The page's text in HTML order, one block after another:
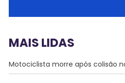
MAIS LIDAS
Motociclista morre após colisão